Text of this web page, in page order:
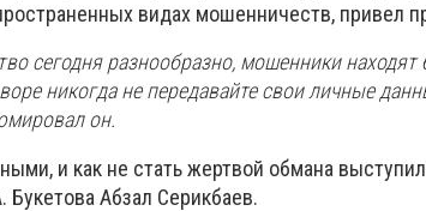
видах мошенничеств, привел
сегодня разнообразно, мошенники
никогда не передавайте свои личные
он.
и как не стать жертвой обмана
Букетова Абзал Серикбаев.